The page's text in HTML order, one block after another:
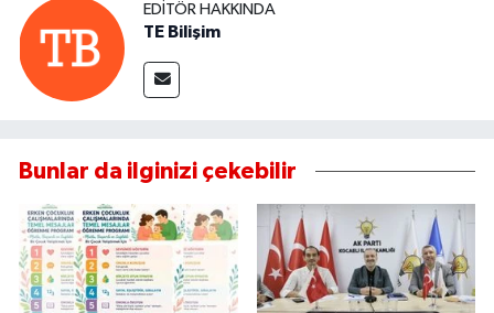
EDITÖR HAKKINDA
TE Bilişim
Bunlar da ilginizi çekebilir